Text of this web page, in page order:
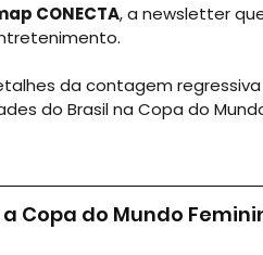
CONECTA, a newsletter
da contagem
do Brasil na Copa do
Copa do Mundo